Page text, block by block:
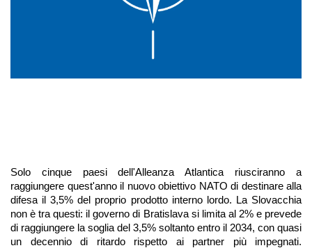
Solo cinque paesi dell'Alleanza Atlantica riusciranno a
raggiungere quest'anno il nuovo obiettivo NATO di destinare alla
difesa il 3,5% del proprio prodotto interno lordo. La Slovacchia
non è tra questi: il governo di Bratislava si limita al 2% e prevede
di raggiungere la soglia del 3,5% soltanto entro il 2034, con quasi
un decennio di ritardo rispetto ai partner più impegnati.